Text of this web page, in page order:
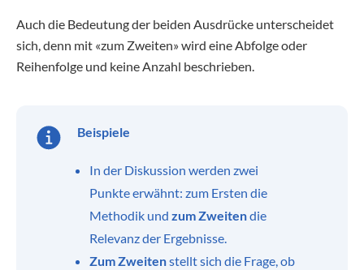
Auch die Bedeutung der beiden Ausdrücke unterscheidet
sich, denn mit «zum Zweiten» wird eine Abfolge oder
Reihenfolge und keine Anzahl beschrieben.
Beispiele
In der Diskussion werden zwei
Punkte erwähnt: zum Ersten die
Methodik und zum Zweitendie
Relevanz der Ergebnisse.
Zum Zweitenstellt sich die Frage, ob